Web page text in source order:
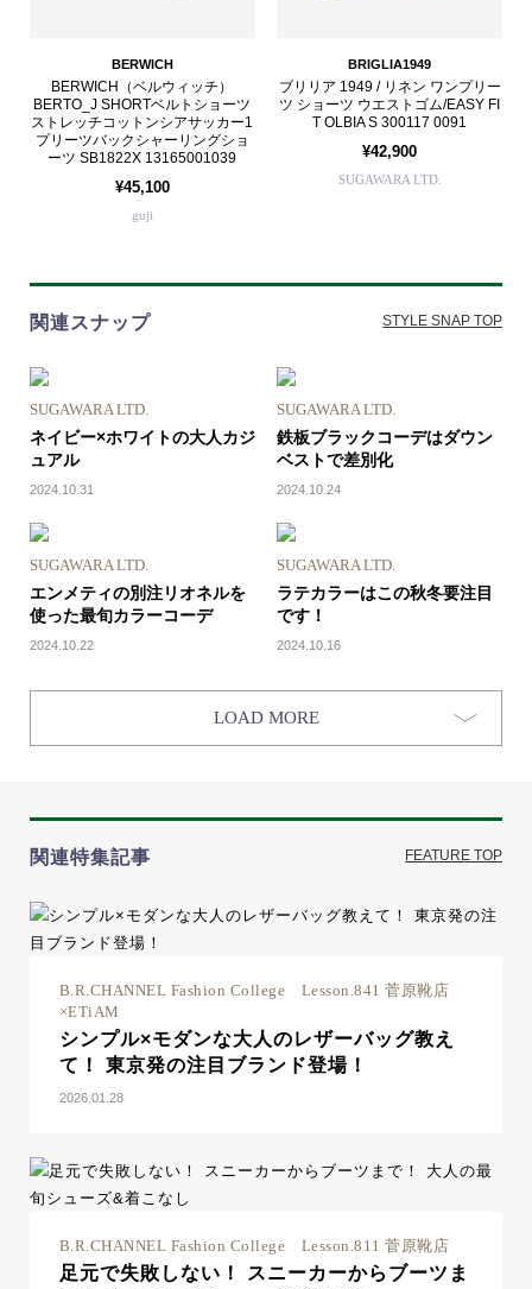
BERWICH
BERWICH（ベルウィッチ）
BERTO_J SHORTベルトショーツ
ストレッチコットンシアサッカー1
プリーツバックシャーリングショ
ーツ SB1822X 13165001039
¥45,100
guji
BRIGLIA1949
ブリリア 1949 / リネン ワンプリー
ツ ショーツ ウエストゴム/EASY FI
T OLBIA S 300117 0091
¥42,900
SUGAWARA LTD.
関連スナップ STYLE SNAP TOP
SUGAWARA LTD.
ネイビー×ホワイトの大人カジ
ュアル
2024.10.31
SUGAWARA LTD.
鉄板ブラックコーデはダウン
ベストで差別化
2024.10.24
SUGAWARA LTD.
エンメティの別注リオネルを
使った最旬カラーコーデ
2024.10.22
SUGAWARA LTD.
ラテカラーはこの秋冬要注目
です！
2024.10.16
LOAD MORE
関連特集記事 FEATURE TOP
B.R.CHANNEL Fashion College Lesson.841 菅原靴店
×ETiAM
シンプル×モダンな大人のレザーバッグ教え
て！ 東京発の注目ブランド登場！
2026.01.28
B.R.CHANNEL Fashion College Lesson.811 菅原靴店
足元で失敗しない！ スニーカーからブーツま